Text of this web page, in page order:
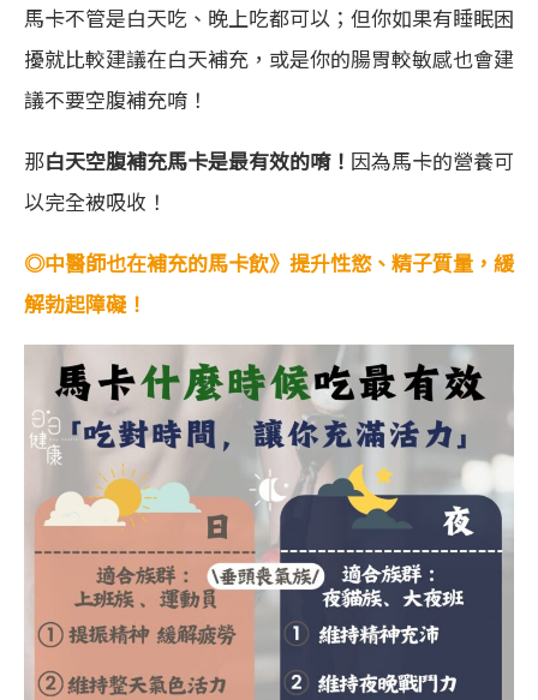
馬卡不管是白天吃、晚上吃都可以；但你如果有睡眠困
擾就比較建議在白天補充，或是你的腸胃較敏感也會建
議不要空腹補充唷！
那白天空腹補充馬卡是最有效的唷！ 因為馬卡的營養可
以完全被吸收！
◎中醫師也在補充的馬卡飲》提升性慾、精子質量，緩
解勃起障礙！